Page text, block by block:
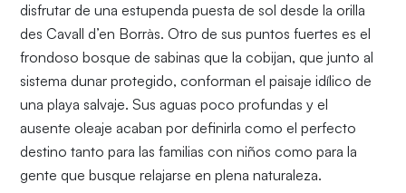
disfrutar de una estupenda puesta de sol desde la orilla
des Cavall d’en Borràs. Otro de sus puntos fuertes es el
frondoso bosque de sabinas que la cobijan, que junto al
sistema dunar protegido, conforman el paisaje idílico de
una playa salvaje. Sus aguas poco profundas y el
ausente oleaje acaban por definirla como el perfecto
destino tanto para las familias con niños como para la
gente que busque relajarse en plena naturaleza.